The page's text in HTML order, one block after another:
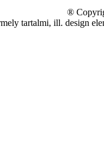
®
tartalmi, ill. design